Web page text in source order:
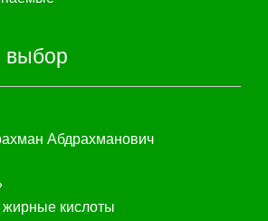
выбор
Абдрахманович
жирные кислоты